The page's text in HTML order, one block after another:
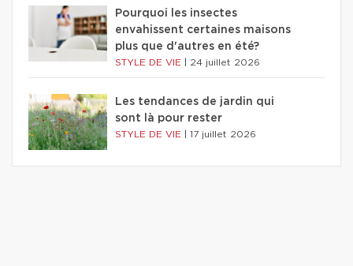
Pourquoi les insectes
envahissent certaines maisons
plus que d'autres en été?
STYLE DE VIE 24 juillet 2026
Les tendances de jardin qui
sont là pour rester
STYLE DE VIE 17 juillet 2026